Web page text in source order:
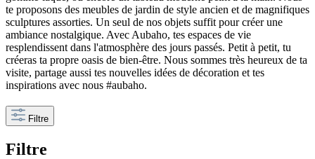
te proposons des meubles de jardin de style ancien et de magnifiques
sculptures assorties. Un seul de nos objets suffit pour créer une
ambiance nostalgique. Avec Aubaho, tes espaces de vie
resplendissent dans l'atmosphère des jours passés. Petit à petit, tu
créeras ta propre oasis de bien-être. Nous sommes très heureux de ta
visite, partage aussi tes nouvelles idées de décoration et tes
inspirations avec nous #aubaho.
Filtre
Filtre